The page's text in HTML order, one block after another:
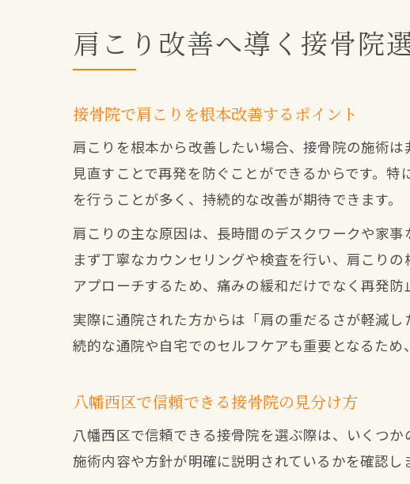
慢性
肩こり改善へ導く接骨院
接骨院で肩こりを根本改善するポイント
肩こりを根本から改善したい場合、接骨院の施術
見直すことで再発を防ぐことができるからです。
を行うことが多く、持続的な改善が期待できます。
肩こりの主な原因は、長時間のデスクワークや家
まず丁寧なカウンセリングや検査を行い、肩こり
アプローチするため、痛みの緩和だけでなく再発防
実際に通院された方からは「肩の重だるさが軽減
続的な通院や自宅でのセルフケアも重要となるた
八幡西区で信頼できる接骨院の見分け方
八幡西区で信頼できる接骨院を選ぶ際は、いくつ
施術内容や方針が明確に説明されているかを確認し